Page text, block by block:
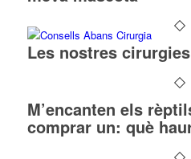
Les nostres cirurgies
M’encanten els
comprar un: què